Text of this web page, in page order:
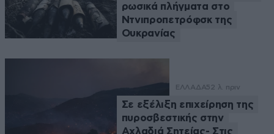
ρωσικά πλήγματα στο
Ντνιπροπετρόφσκ της
Ουκρανίας
ΕΛΛΑΔΑ52 λ. πριν
Σε εξέλιξη επιχείρηση της
πυροσβεστικής στην
Αχλαδιά Σητείας- Στις